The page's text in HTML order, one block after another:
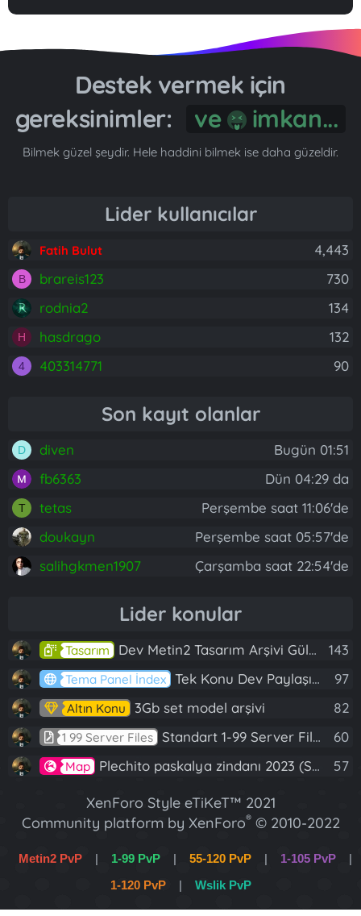
Destek vermek için
gereksinimler:
ve imkan...
Bilmek güzel şeydir. Hele haddini bilmek ise daha güzeldir.
Lider kullanıcılar
Fatih Bulut 4,443
B brareis123
730
rodnia2
134
H hasdrago 132
4 403314771 90
Son kayıt olanlar
D diven
Bugün 01:51
fb6363
Dün 04:29 da
T tetas
Perşembe saat 11:06'de
doukayn
Perşembe saat 05:57'de
salihgkmen1907
Çarşamba saat 22:54'de
Lider konular
Tasarım Dev Metin2 Tasarım Arşivi Güle Güle Kullanın 143
Tema Panel İndex Tek Konu Dev Paylaşım 10 Adet Server Tanıtım İndex 97
Altın Konu 3Gb set model arşivi 82
1 99 Server Files Standart 1-99 Server Files 60
Map Plechito paskalya zindanı 2023 (Spring Sanctuary dungeon) 57
XenForo Style eTiKeT™ 2021
Community platform by XenForo® © 2010-2022
[XGT] Forum statistics system- XenGenTr
Metin2 PvP | 1-99 PvP | 55-120 PvP | 1-105 PvP
|
1-120 PvP
| Wslik PvP